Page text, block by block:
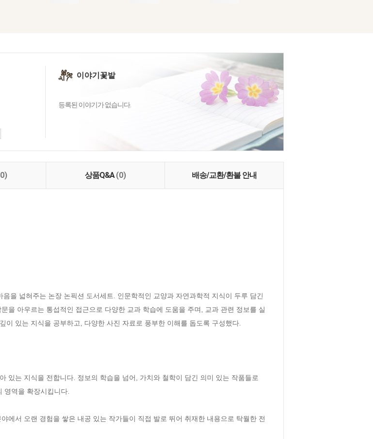
이야기꽃밭
등록된 이야기가 없습니다.
상품Q&A(0) 배송/교환/환불 안내
을 넓혀주는 논장 논픽션 도서세트. 인문학적인 교양과 자연과학적 지식이 두루 담긴
을 아우르는 통섭적인 접근으로 다양한 교과 학습에 도움을 주며, 교과 관련 정보를 실
이 있는 지식을 공부하고, 다양한 사진 자료로 풍부한 이해를 돕도록 구성했다.
영역을 확장시킵니다.